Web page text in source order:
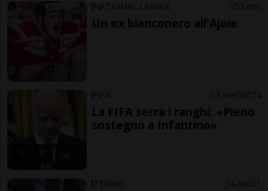
NATIONAL LEAGUE 53 min
Un ex bianconero all'Ajoie
FIFA 3 ore 6 74
La FIFA serra i ranghi: «Pieno
sostegno a Infantino»
TENNIS 4 ore 1